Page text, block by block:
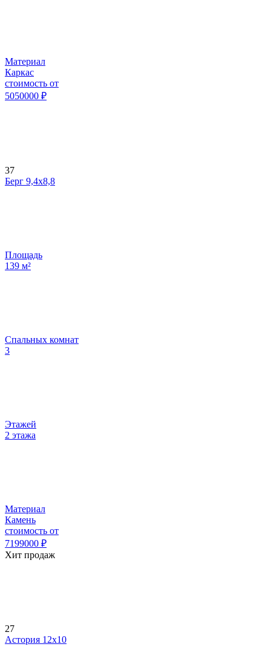
Материал
Каркас
стоимость от
5050000 ₽
37
Берг 9,4х8,8
Площадь
139 м²
Спальных комнат
3
Этажей
2 этажа
Материал
Камень
стоимость от
7199000 ₽
Хит продаж
27
Астория 12х10